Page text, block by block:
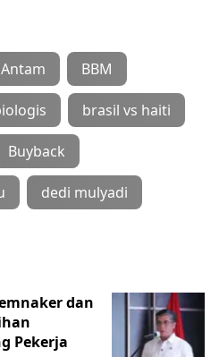
Antam BBM
brasil vs haiti
Buyback
dedi mulyadi
dan
Pekerja